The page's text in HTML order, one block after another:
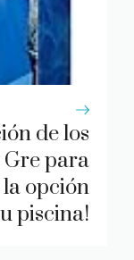
de los
para
la opción
piscina!